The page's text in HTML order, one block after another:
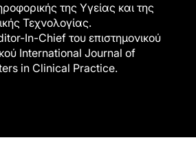
της Υγείας και της
Τεχνολογίας.
In-Chief του επιστημονικού
International Journal of
in Clinical Practice.